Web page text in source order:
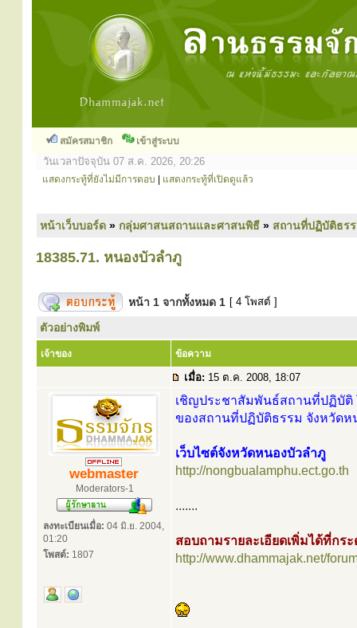
สมัครสมาชิก เข้าสู่ระบบ
วันเวลาปัจจุบัน 07 ส.ค. 2026, 20:26
แสดงกระทู้ที่ยังไม่มีการตอบ แสดงกระทู้ที่เปิดดูแล้ว
หน้าเว็บบอร์ด » กลุ่มศาสนสถานและศาสนพิธี » สถานที่ปฏิบัติธร
18385.71. หนองบัวลำภู
หน้า 1 จากทั้งหมด 1 [ 4 โพสต์ ]
ตัวอย่างพิมพ์
เจ้าของ ข้อความ
เมื่อ: 15 ต.ค. 2008, 18:07
webmaster
Moderators-1
ลงทะเบียนเมื่อ: 04 มิ.ย. 2004,
01:20
โพสต์: 1807
เชิญประชาสัมพันธ์สถานที่ปฏิบัติ
ของสถานที่ปฏิบัติธรรม จังหวัดห
เว็บไซต์จังหวัดหนองบัวลำภู
http://nongbualamphu.ect.go.th
.......
สอบถามรายละเอียดเพิ่มได้ที่กร
http://www.dhammajak.net/